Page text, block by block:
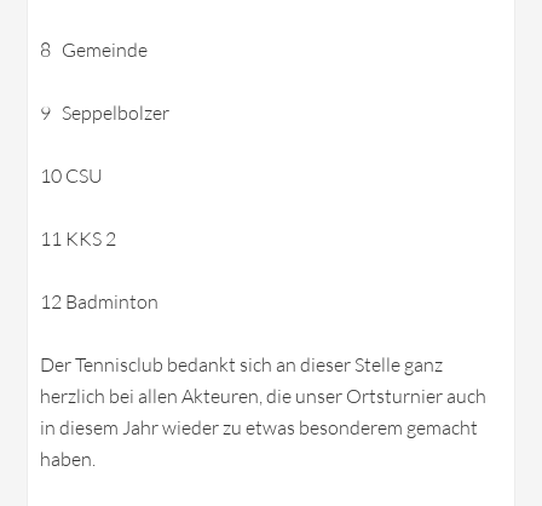
8 Gemeinde
9 Seppelbolzer
10 CSU
11 KKS 2
12 Badminton
Der Tennisclub bedankt sich an dieser Stelle ganz
herzlich bei allen Akteuren, die unser Ortsturnier auch
in diesem Jahr wieder zu etwas besonderem gemacht
haben.